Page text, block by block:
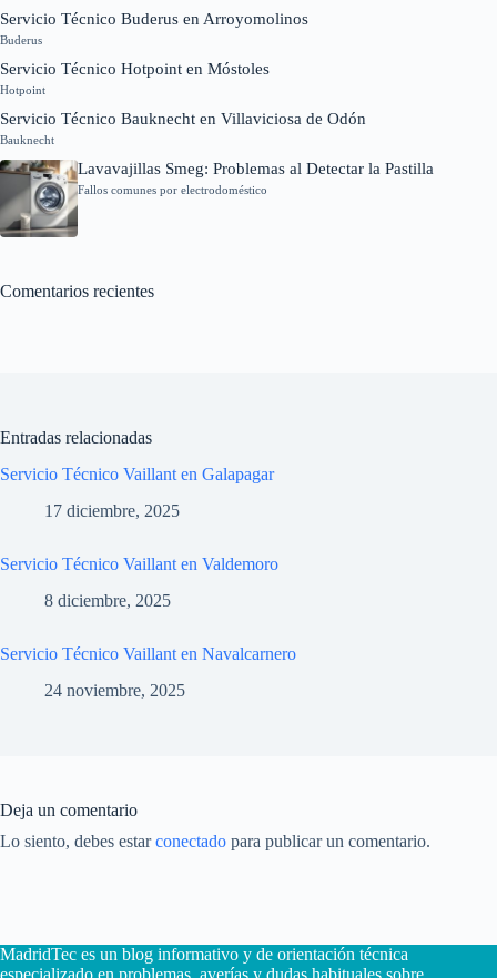
Servicio Técnico Buderus en Arroyomolinos
Buderus
Servicio Técnico Hotpoint en Móstoles
Hotpoint
Servicio Técnico Bauknecht en Villaviciosa de Odón
Bauknecht
Lavavajillas Smeg: Problemas al Detectar la Pastilla
Fallos comunes por electrodoméstico
Comentarios recientes
Entradas relacionadas
Servicio Técnico Vaillant en Galapagar
17 diciembre, 2025
Servicio Técnico Vaillant en Valdemoro
8 diciembre, 2025
Servicio Técnico Vaillant en Navalcarnero
24 noviembre, 2025
Deja un comentario
Lo siento, debes estarconectado para publicar un comentario.
MadridTec es un blog informativo y de orientación técnica
especializado en problemas, averías y dudas habituales sobre